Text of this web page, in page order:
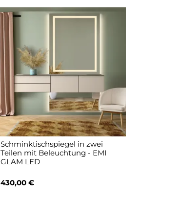
Schminktischspiegel in zwei
Teilen mit Beleuchtung - EMI
GLAM LED
430,00 €